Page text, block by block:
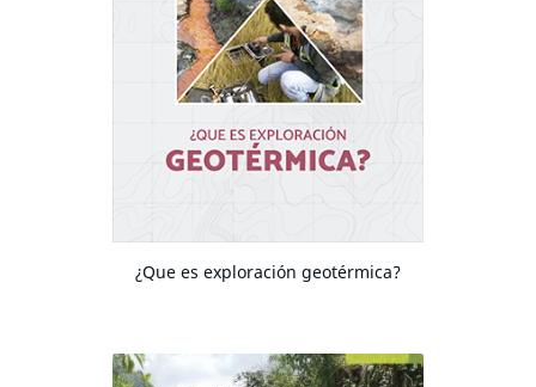
¿Que es exploración geotérmica?